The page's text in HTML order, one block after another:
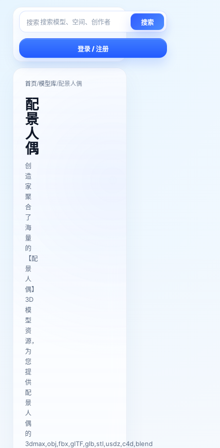
搜索 搜索
登录 / 注册
首页/模型库/配景人偶
配
景
人
偶
创
造
家
聚
合
了
海
量
的
【配
景
人
偶】
3D
模
型
资
源，
为
您
提
供
配
景
人
偶
的
3dmax,obj,fbx,glTF,glb,stl,usdz,c4d,blend